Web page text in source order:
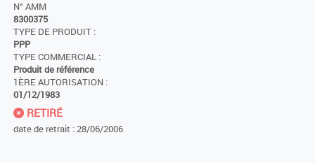
N° AMM
8300375
TYPE DE PRODUIT :
PPP
TYPE COMMERCIAL :
Produit de référence
1ÈRE AUTORISATION :
01/12/1983
RETIRÉ
date de retrait : 28/06/2006